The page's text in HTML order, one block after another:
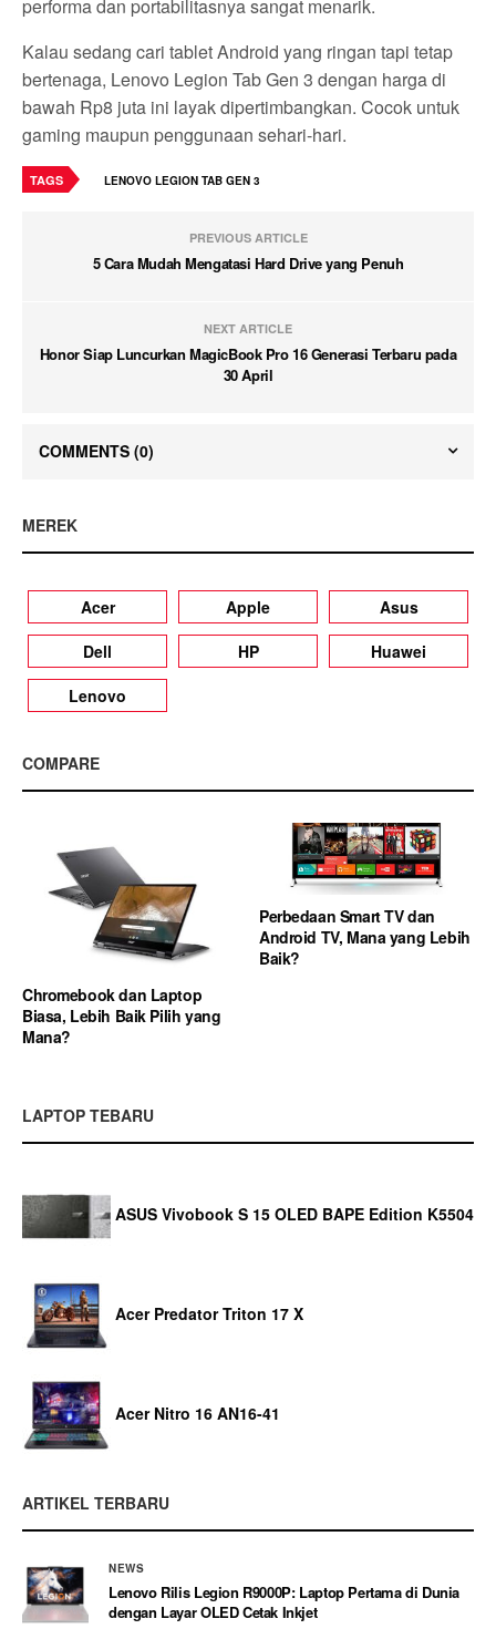
performa dan portabilitasnya sangat menarik.
Kalau sedang cari tablet Android yang ringan tapi tetap
bertenaga, Lenovo Legion Tab Gen 3 dengan harga di
bawah Rp8 juta ini layak dipertimbangkan. Cocok untuk
gaming maupun penggunaan sehari-hari.
TAGS LENOVO LEGION TAB GEN 3
PREVIOUS ARTICLE
5 Cara Mudah Mengatasi Hard Drive yang Penuh
NEXT ARTICLE
Honor Siap Luncurkan MagicBook Pro 16 Generasi Terbaru pada
30 April
COMMENTS (0)
MEREK
Acer Apple
Asus
Dell
HP
Huawei
Lenovo
COMPARE
Chromebook dan Laptop
Biasa, Lebih Baik Pilih yang
Mana?
Perbedaan Smart TV dan
Android TV, Mana yang Lebih
Baik?
LAPTOP TEBARU
ASUS Vivobook S 15 OLED BAPE Edition K5504
Acer Predator Triton 17 X
Acer Nitro 16 AN16-41
ARTIKEL TERBARU
NEWS
Lenovo Rilis Legion R9000P: Laptop Pertama di Dunia
dengan Layar OLED Cetak Inkjet